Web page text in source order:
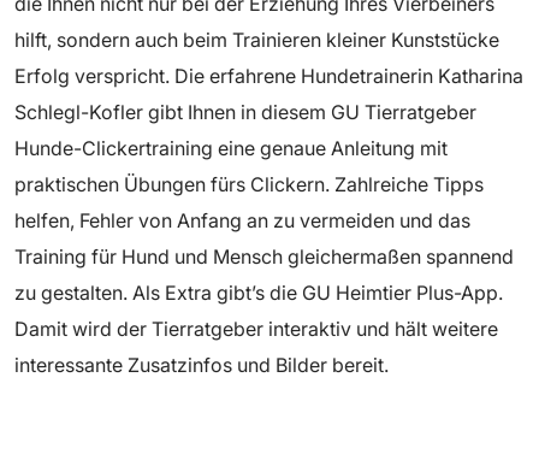
hilft, sondern auch beim Trainieren kleiner Kunststücke
Erfolg verspricht. Die erfahrene Hundetrainerin Katharina
Schlegl-Kofler gibt Ihnen in diesem GU Tierratgeber
Hunde-Clickertraining eine genaue Anleitung mit
praktischen Übungen fürs Clickern. Zahlreiche Tipps
helfen, Fehler von Anfang an zu vermeiden und das
Training für Hund und Mensch gleichermaßen spannend
zu gestalten. Als Extra gibt’s die GU Heimtier Plus-App.
Damit wird der Tierratgeber interaktiv und hält weitere
interessante Zusatzinfos und Bilder bereit.